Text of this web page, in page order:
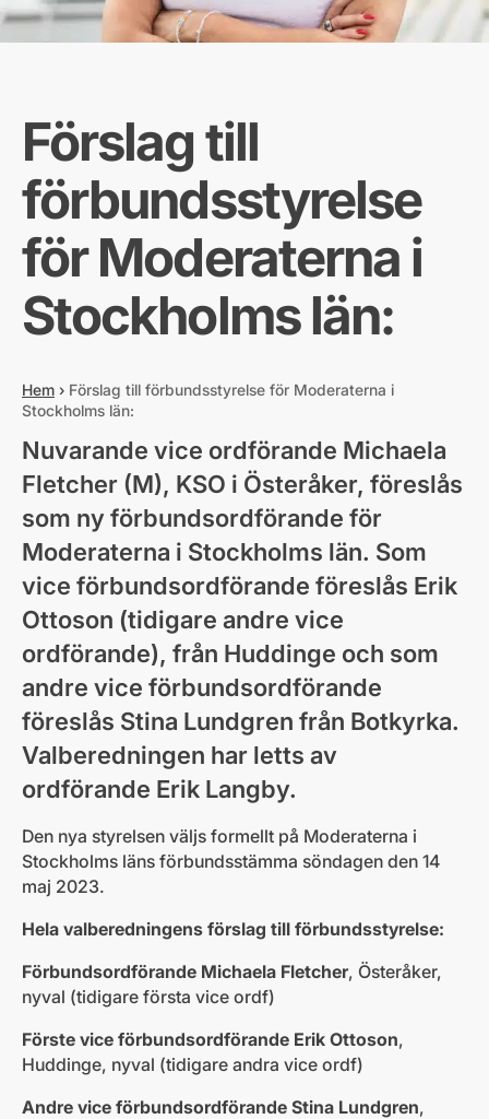
Förslag till
förbundsstyrelse
för Moderaterna i
Stockholms län:
Hem › Förslag till förbundsstyrelse för Moderaterna i
Stockholms län:
Nuvarande vice ordförande Michaela
Fletcher (M), KSO i Österåker, föreslås
som ny förbundsordförande för
Moderaterna i Stockholms län. Som
vice förbundsordförande föreslås Erik
Ottoson (tidigare andre vice
ordförande), från Huddinge och som
andre vice förbundsordförande
föreslås Stina Lundgren från Botkyrka.
Valberedningen har letts av
ordförande Erik Langby.
Den nya styrelsen väljs formellt på Moderaterna i
Stockholms läns förbundsstämma söndagen den 14
maj 2023.
Hela valberedningens förslag till förbundsstyrelse:
Förbundsordförande Michaela Fletcher, Österåker,
nyval (tidigare första vice ordf)
Förste vice förbundsordförande Erik Ottoson,
Huddinge, nyval (tidigare andra vice ordf)
Andre vice förbundsordförande Stina Lundgren,